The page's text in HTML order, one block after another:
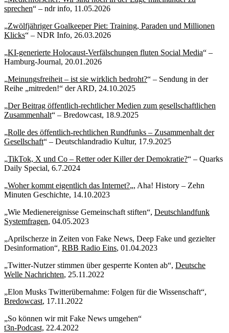
sprechen“ – ndr info, 11.05.2026
„Zwölfjähriger Goalkeeper Piet: Training, Paraden und Millionen
Klicks“ – NDR Info, 26.03.2026
„KI-generierte Holocaust-Verfälschungen fluten Social Media“ –
Hamburg-Journal, 20.01.2026
„Meinungsfreiheit – ist sie wirklich bedroht?“ – Sendung in der
Reihe „mitreden!“ der ARD, 24.10.2025
„Der Beitrag öffentlich-rechtlicher Medien zum gesellschaftlichen
Zusammenhalt“ – Bredowcast, 18.9.2025
„Rolle des öffentlich-rechtlichen Rundfunks – Zusammenhalt der
Gesellschaft“ – Deutschlandradio Kultur, 17.9.2025
„TikTok, X und Co – Retter oder Killer der Demokratie?“ – Quarks
Daily Special, 6.7.2024
„Woher kommt eigentlich das Internet?„, Aha! History – Zehn
Minuten Geschichte, 14.10.2023
„Wie Medienereignisse Gemeinschaft stiften“, Deutschlandfunk
Systemfragen, 04.05.2023
„Aprilscherze in Zeiten von Fake News, Deep Fake und gezielter
Desinformation“, RBB Radio Eins, 01.04.2023
„Twitter-Nutzer stimmen über gesperrte Konten ab“, Deutsche
Welle Nachrichten, 25.11.2022
„Elon Musks Twitterübernahme: Folgen für die Wissenschaft“,
Bredowcast, 17.11.2022
„So können wir mit Fake News umgehen“
t3n-Podcast, 22.4.2022